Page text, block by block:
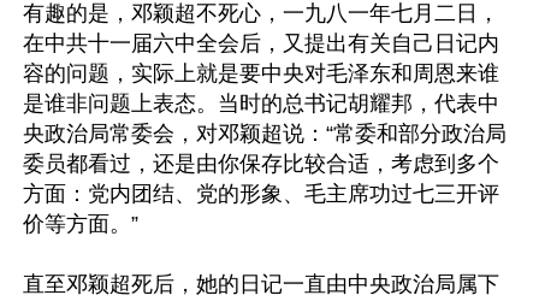
有趣的是，邓颖超不死心，一九八一年七月二日，
在中共十一届六中全会后，又提出有关自己日记内
容的问题，实际上就是要中央对毛泽东和周恩来谁
是谁非问题上表态。当时的总书记胡耀邦，代表中
央政治局常委会，对邓颖超说：“常委和部分政治局
委员都看过，还是由你保存比较合适，考虑到多个
方面：党内团结、党的形象、毛主席功过七三开评
价等方面。”
直至邓颖超死后，她的日记一直由中央政治局属下